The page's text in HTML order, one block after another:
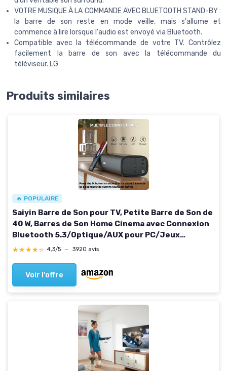
VOTRE MUSIQUE À LA COMMANDE AVEC BLUETOOTH STAND-BY :
la barre de son reste en mode veille, mais s'allume et
commence à lire lorsque l'audio est envoyé via Bluetooth.
Compatible avec la télécommande de votre TV. Contrôlez
facilement la barre de son avec la télécommande du
téléviseur. LG
Produits similaires
🔥 POPULAIRE
Saiyin Barre de Son pour TV, Petite Barre de Son de
40 W, Barres de Son Home Cinema avec Connexion
Bluetooth 5.3/Optique/AUX pour PC/Jeux
vidéo/projecteurs, 17 Pouces
★★★★★
★★★★★ 4,3/5 — 3920 avis
Voir l'offre